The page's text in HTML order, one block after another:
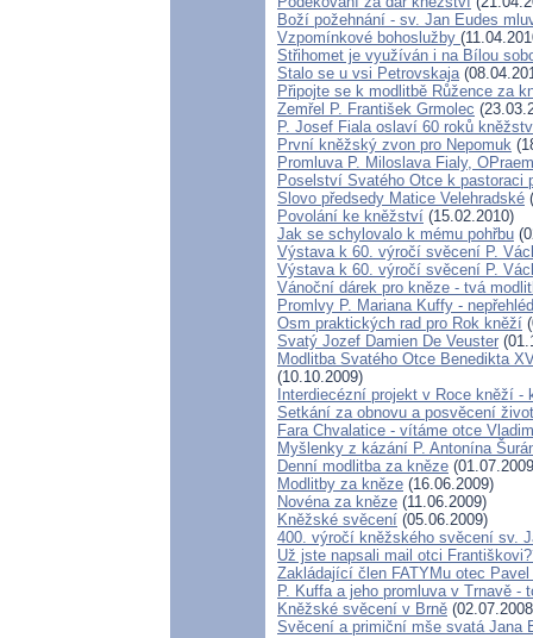
Boží požehnání - sv. Jan Eudes
Vzpomínkové bohoslužby
Střihomet je využíván i na Bílou
Stalo se u vsi Petrovskaja
Připojte se k modlitbě Růžence za
Zemřel P. František Grmolec
P. Josef Fiala oslaví 60 roků
První kněžský zvon pro Nepomuk
Promluva P. Miloslava Fialy,
Poselství Svatého Otce k pastoraci
Slovo předsedy Matice Velehradské
Povolání ke kněžství (15.02.2010)
Jak se schylovalo k mému pohřbu
Výstava k 60. výročí svěcení P.
Výstava k 60. výročí svěcení P.
Vánoční dárek pro kněze - tvá
Promlvy P. Mariana Kuffy -
Osm praktických rad pro Rok kněží
Svatý Jozef Damien De Veuster
Modlitba Svatého Otce Benedikta
(10.10.2009)
Interdiecézní projekt v Roce kněží -
Setkání za obnovu a posvěcení
Fara Chvalatice - vítáme otce
Myšlenky z kázání P. Antonína
Denní modlitba za kněze
Modlitby za kněze (16.06.2009)
Novéna za kněze (11.06.2009)
Kněžské svěcení (05.06.2009)
400. výročí kněžského svěcení sv.
Už jste napsali mail otci
Zakládající člen FATYMu otec
P. Kuffa a jeho promluva v Trnavě -
Kněžské svěcení v Brně
Svěcení a primiční mše svatá Jana